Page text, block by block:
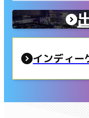
インディー